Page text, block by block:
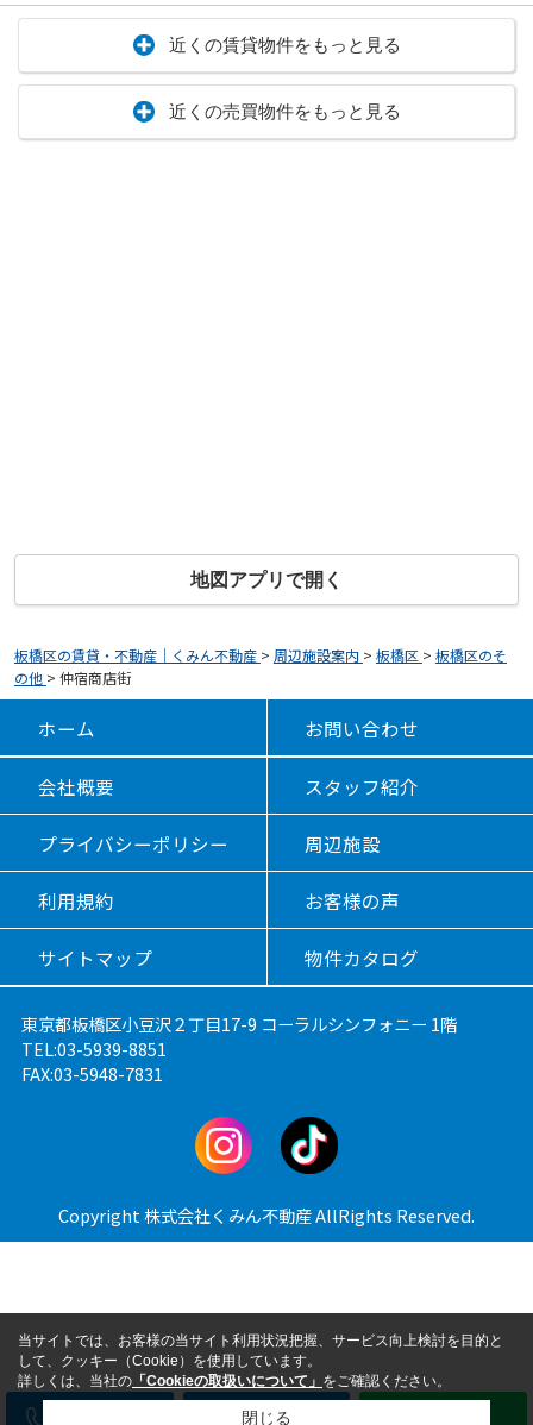
近くの賃貸物件をもっと見る
近くの売買物件をもっと見る
地図アプリで開く
板橋区の賃貸・不動産｜くみん不動産 > 周辺施設案内 > 板橋区 > 板橋区のそ
の他 > 仲宿商店街
ホーム お問い合わせ
会社概要 スタッフ紹介
プライバシーポリシー 周辺施設
利用規約 お客様の声
サイトマップ 物件カタログ
東京都板橋区小豆沢２丁目17-9 コーラルシンフォニー 1階
TEL:03-5939-8851
FAX:03-5948-7831
Copyright 株式会社くみん不動産 AllRights Reserved.
当サイトでは、お客様の当サイト利用状況把握、サービス向上検討を目的と
して、クッキー（Cookie）を使用しています。
詳しくは、当社の 「Cookieの取扱いについて」 をご確認ください。
閉じる